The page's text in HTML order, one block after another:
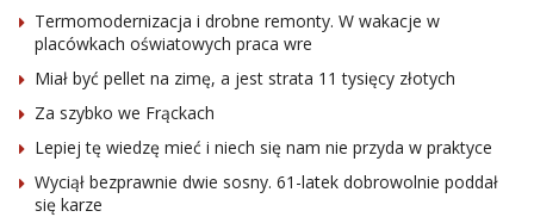
Termomodernizacja i drobne remonty. W wakacje w
placówkach oświatowych praca wre
Miał być pellet na zimę, a jest strata 11 tysięcy złotych
Za szybko we Frąckach
Lepiej tę wiedzę mieć i niech się nam nie przyda w praktyce
Wyciął bezprawnie dwie sosny. 61-latek dobrowolnie poddał
się karze